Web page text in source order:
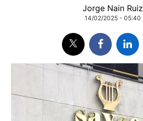
Jorge Nain Ruiz
14/02/2025 - 05:40